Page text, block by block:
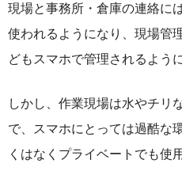
現場と事務所・倉庫の連絡に
使われるようになり、現場管
どもスマホで管理されるよう
しかし、作業現場は水やチリ
で、スマホにとっては過酷な
くはなくプライベートでも使